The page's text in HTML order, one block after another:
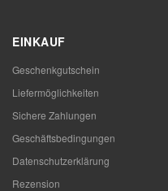
EINKAUF
Geschenkgutschein
Liefermöglichkeiten
Sichere Zahlungen
Geschäftsbedingungen
Datenschutzerklärung
Rezension